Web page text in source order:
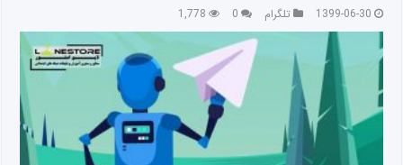
1399-06-30 تلگرام 0
1,778